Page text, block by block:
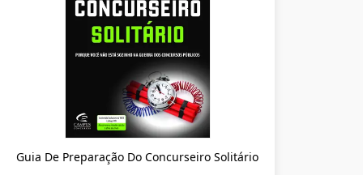
Guia De Preparação Do Concurseiro Solitário